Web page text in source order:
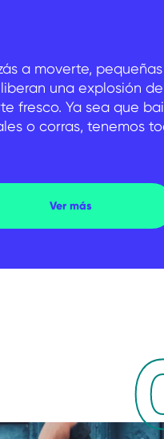
a moverte, pequeñas
una explosión
fresco. Ya sea que
o corras, tenemos
Ver más